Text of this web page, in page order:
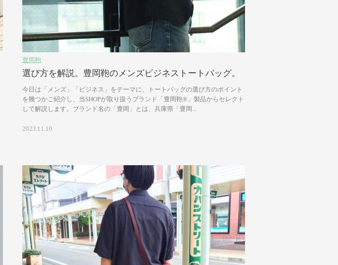
豊岡鞄
選び方を解説。豊岡鞄のメンズビジネストートバッグ。
今日は「メンズ」「ビジネス」をテーマに、トートバッグの選び方のポイント
を幾つかご紹介し、当SHOPが取り扱うブランド「豊岡鞄®」製品からセレクト
して解説します。ブランド名の「豊岡」とは、兵庫県「豊岡...
2023.11.10